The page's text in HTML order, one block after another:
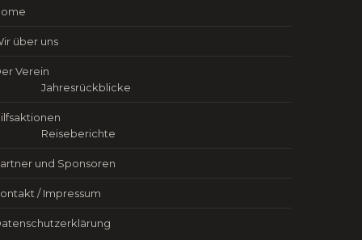
über uns
Verein
Jahresrückblicke
Reiseberichte
und Sponsoren
/ Impressum